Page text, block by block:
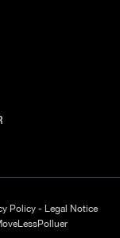
Policy- Legal Notice